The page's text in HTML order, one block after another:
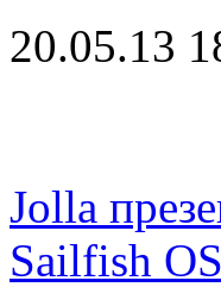
20.05.13
Jolla
Sailfish OS